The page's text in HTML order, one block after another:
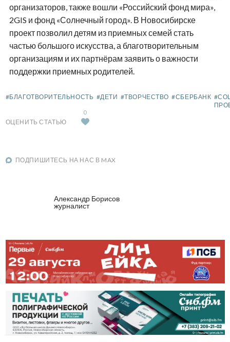
организаторов, также вошли «Российский фонд мира»,
2GIS и фонд «Солнечный город». В Новосибирске
проект позволил детям из приемных семей стать
частью большого искусства, а благотворительным
организациям и их партнёрам заявить о важности
поддержки приемных родителей.
#БЛАГОТВОРИТЕЛЬНОСТЬ #ДЕТИ #ТВОРЧЕСТВО #СБЕРБАНК
ОЦЕНИТЬ СТАТЬЮ
0
ПОДПИШИТЕСЬ НА НАС В MAX
Александр Борисов
журналист